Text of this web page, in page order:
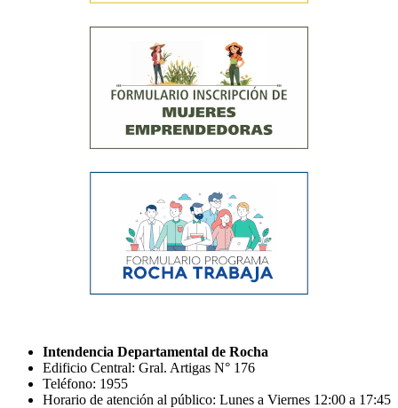
Intendencia Departamental de Rocha
Edificio Central: Gral. Artigas N° 176
Teléfono: 1955
Horario de atención al público: Lunes a Viernes 12:00 a 17:45